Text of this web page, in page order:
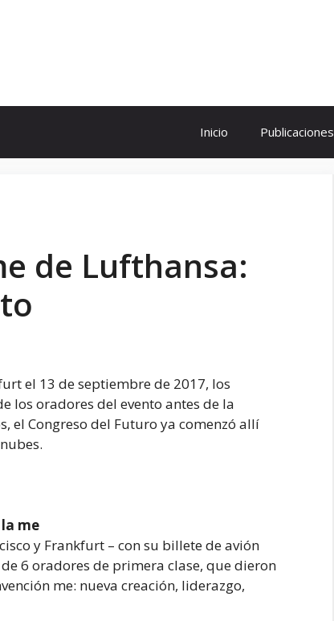
Inicio Publicaciones
de Lufthansa:
el 13 de septiembre de 2017, los
los oradores del evento antes de la
el Congreso del Futuro ya comenzó allí
me
y Frankfurt – con su billete de avión
6 oradores de primera clase, que dieron
me: nueva creación, liderazgo,